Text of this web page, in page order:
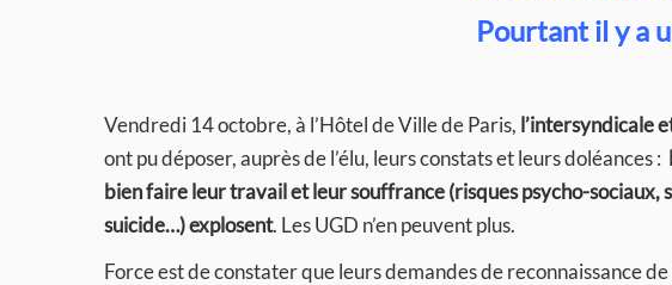
Pourtant il y a
Vendredi 14 octobre, à l’Hôtel de Ville de Paris, l’intersyndicale
ont pu déposer, auprès de l’élu, leurs constats et leurs doléances :
bien faire leur travail et leur souffrance (risques psycho-sociaux,
suicide…) explosent. Les UGD n’en peuvent plus.
Force est de constater que leurs demandes de reconnaissance